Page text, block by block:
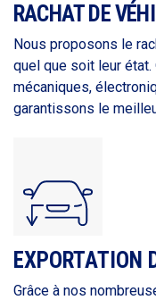
RACHAT DE
Nous proposons le
quel que soit leur
mécaniques,
garantissons le
EXPORTATION
Grâce à nos